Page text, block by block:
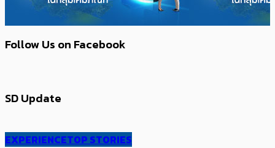
Follow Us on Facebook
SD Update
EXPERIENCETOP STORIES